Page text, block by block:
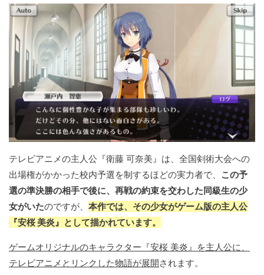
テレビアニメの主人公『衛藤 可奈美』は、全国剣術大会への
出場権がかかった校内予選を制するほどの実力者で、 この予
選の準決勝の相手で後に、再戦の約束を交わした同級生の少
女がいたのですが、 本作では、その少女がゲーム版の主人公
『安桜 美炎』として描かれています。
ゲームオリジナルのキャラクター『安桜 美炎』を主人公に、
テレビアニメとリンクした物語が展開されます。